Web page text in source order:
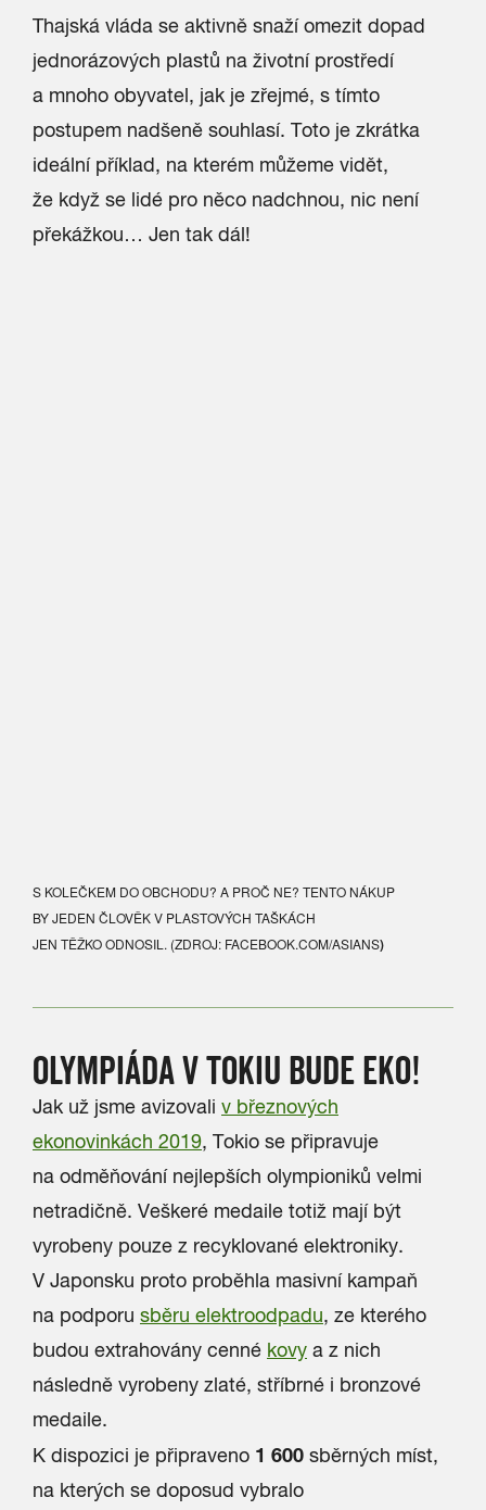
Thajská vláda se aktivně snaží omezit dopad
jednorázových plastů na životní prostředí
a mnoho obyvatel, jak je zřejmé, s tímto
postupem nadšeně souhlasí. Toto je zkrátka
ideální příklad, na kterém můžeme vidět,
že když se lidé pro něco nadchnou, nic není
překážkou… Jen tak dál!
S KOLEČKEM DO OBCHODU? A PROČ NE? TENTO NÁKUP
BY JEDEN ČLOVĚK V PLASTOVÝCH TAŠKÁCH
JEN TĚŽKO ODNOSIL. (ZDROJ: FACEBOOK.COM/ASIANS)
OLYMPIÁDA V TOKIU BUDE EKO!
Jak už jsme avizovali v březnových
ekonovinkách 2019, Tokio se připravuje
na odměňování nejlepších olympioniků velmi
netradičně. Veškeré medaile totiž mají být
vyrobeny pouze z recyklované elektroniky.
V Japonsku proto proběhla masivní kampaň
na podporu sběru elektroodpadu, ze kterého
budou extrahovány cenné kovy a z nich
následně vyrobeny zlaté, stříbrné i bronzové
medaile.
K dispozici je připraveno 1 600 sběrných míst,
na kterých se doposud vybralo